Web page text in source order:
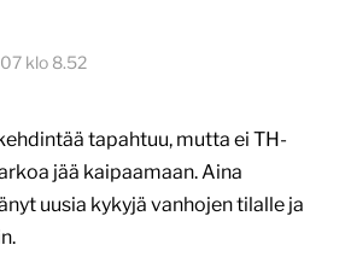
klo 8.52
tapahtuu, mutta ei TH-
jää kaipaamaan. Aina
uusia kykyjä vanhojen tilalle ja